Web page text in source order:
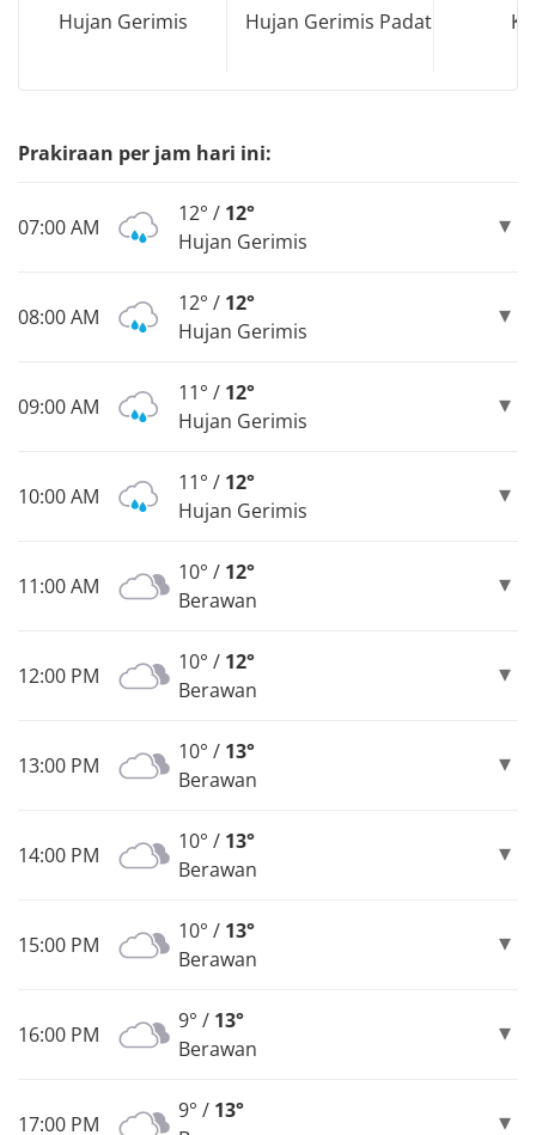
Hujan Gerimis Hujan Gerimis Padat
Prakiraan per jam hari ini:
07:00 AM
12° / 12°
Hujan Gerimis
08:00 AM
12° / 12°
Hujan Gerimis
09:00 AM
11° / 12°
Hujan Gerimis
10:00 AM
11° / 12°
Hujan Gerimis
11:00 AM
10° / 12°
Berawan
12:00 PM
10° / 12°
Berawan
13:00 PM
10° / 13°
Berawan
14:00 PM
10° / 13°
Berawan
15:00 PM
10° / 13°
Berawan
16:00 PM
9° / 13°
Berawan
17:00 PM
9° / 13°